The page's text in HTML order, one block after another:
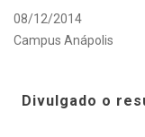
08/12/2014
Campus Anápolis
Divulgado o